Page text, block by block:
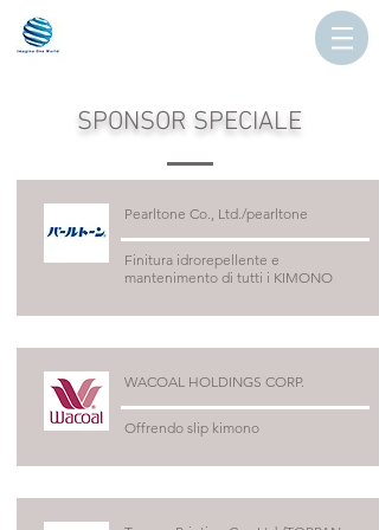
​SPONSOR SPECIALE
Pearltone Co., Ltd./pearltone
Finitura idrorepellente e
mantenimento di tutti i KIMONO
WACOAL HOLDINGS CORP.
Offrendo slip kimono